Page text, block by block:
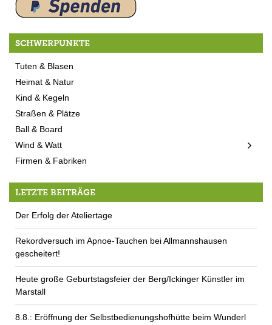
SCHWERPUNKTE
Tuten & Blasen
Heimat & Natur
Kind & Kegeln
Straßen & Plätze
Ball & Board
Wind & Watt
Firmen & Fabriken
LETZTE BEITRÄGE
Der Erfolg der Ateliertage
Rekordversuch im Apnoe-Tauchen bei Allmannshausen
gescheitert!
Heute große Geburtstagsfeier der Berg/Ickinger Künstler im
Marstall
8.8.: Eröffnung der Selbstbedienungshofhütte beim Wunderl